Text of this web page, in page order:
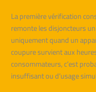
La première vérification
remonte les disjoncteurs
uniquement quand un
coupure survient aux
consommateurs, c’est
insuffisant ou d’usage